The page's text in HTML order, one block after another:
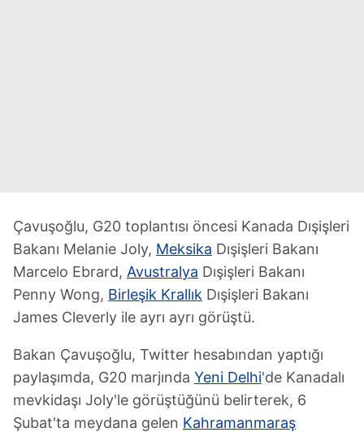
Çavuşoğlu, G20 toplantısı öncesi Kanada Dışişleri
Bakanı Melanie Joly, Meksika Dışişleri Bakanı
Marcelo Ebrard, Avustralya Dışişleri Bakanı
Penny Wong, Birleşik Krallık Dışişleri Bakanı
James Cleverly ile ayrı ayrı görüştü.
Bakan Çavuşoğlu, Twitter hesabından yaptığı
paylaşımda, G20 marjında Yeni Delhi'de Kanadalı
mevkidaşı Joly'le görüştüğünü belirterek, 6
Şubat'ta meydana gelen Kahramanmaraş